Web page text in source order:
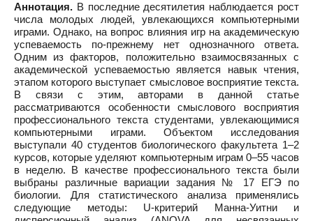
Аннотация. В последние десятилетия наблюдается рост
числа молодых людей, увлекающихся компьютерными
играми. Однако, на вопрос влияния игр на академическую
успеваемость по-прежнему нет однозначного ответа.
Одним из факторов, положительно взаимосвязанных с
академической успеваемостью является навык чтения,
этапом которого выступает смысловое восприятие текста.
В связи с этим, авторами в данной статье
рассматриваются особенности смыслового восприятия
профессионального текста студентами, увлекающимися
компьютерными играми. Объектом исследования
выступали 40 студентов биологического факультета 1–2
курсов, которые уделяют компьютерным играм 0–55 часов
в неделю. В качестве профессионального текста были
выбраны различные вариации задания № 17 ЕГЭ по
биологии. Для статистического анализа применялись
следующие методы: U-критерий Манна-Уитни и